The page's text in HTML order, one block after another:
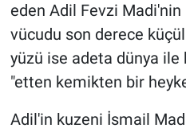
eden Adil Fevzi
vücudu son derece
yüzü ise adeta dünya ile
"etten kemikten bir
Adil'in kuzeni İsmail